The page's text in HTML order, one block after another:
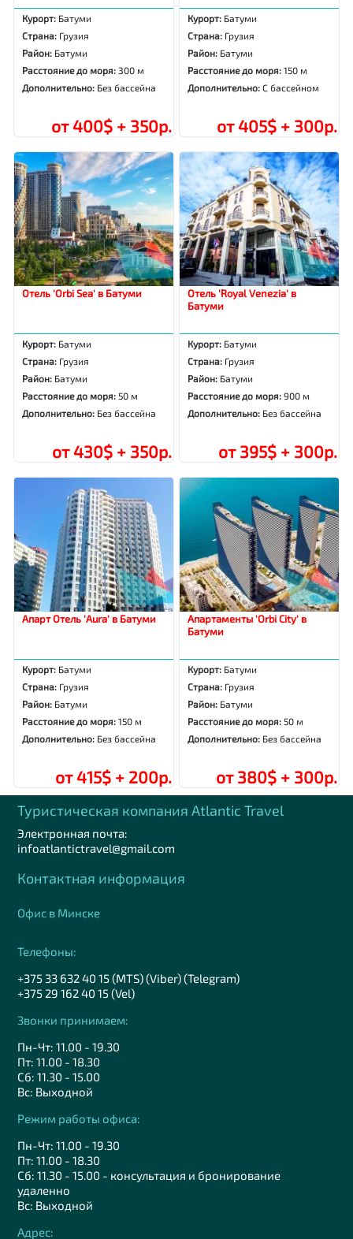
Курорт: Батуми
Страна: Грузия
Район: Батуми
Расстояние до моря: 300 м
Дополнительно: Без бассейна
от 400$ + 350р.
Курорт: Батуми
Страна: Грузия
Район: Батуми
Расстояние до моря:150 м
Дополнительно:С бассейном
от 405$ + 300р.
Отель 'Orbi Sea' в Батуми
Курорт: Батуми
Страна: Грузия
Район: Батуми
Расстояние до моря: 50 м
Дополнительно: Без бассейна
от 430$ + 350р.
Отель 'Royal Venezia' в
Батуми
Курорт: Батуми
Страна: Грузия
Район: Батуми
Расстояние до моря:900 м
Дополнительно: Без бассейна
от 395$ + 300р.
Апарт Отель 'Aura' в Батуми
Курорт: Батуми
Страна: Грузия
Район: Батуми
Расстояние до моря:150 м
Дополнительно: Без бассейна
от 415$ + 200р.
Апартаменты 'Orbi City' в
Батуми
Курорт: Батуми
Страна: Грузия
Район: Батуми
Расстояние до моря: 50 м
Дополнительно: Без бассейна
от 380$ + 300р.
Туристическая компания Аtlantic Travel
Электронная почта:
infoatlantictravel@gmail.com
Контактная информация
Офис в Минске
Телефоны:
+375 33 632 40 15 (MTS) (Viber) (Telegram)
+375 29 162 40 15 (Vel)
Звонки принимаем:
Пн-Чт: 11.00 - 19.30
Пт: 11.00 - 18.30
Сб: 11.30 - 15.00
Вс: Выходной
Режим работы офиса:
Пн-Чт: 11.00 - 19.30
Пт: 11.00 - 18.30
Сб: 11.30 - 15.00 - консультация и бронирование
удаленно
Вс: Выходной
Адрес: